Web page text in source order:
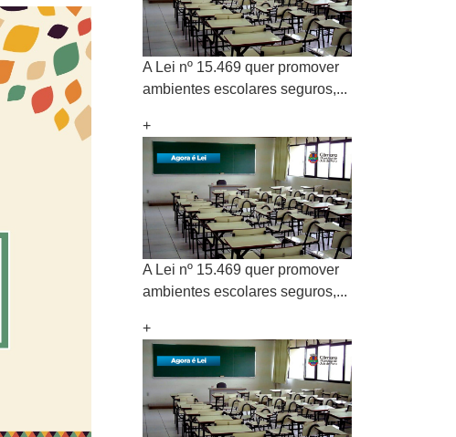
A Lei nº 15.469 quer promover
ambientes escolares seguros,...
+
A Lei nº 15.469 quer promover
ambientes escolares seguros,...
+